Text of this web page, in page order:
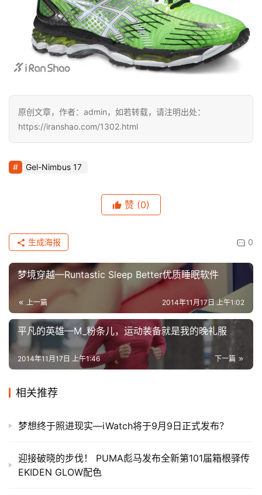
原创文章，作者：admin，如若转载，请注明出处：
https://iranshao.com/1302.html
Gel-Nimbus 17
赞 (0)
0
生成海报
​梦境穿越—Runtastic Sleep Better优质睡眠软件
上一篇 2014年11月17日 上午1:02
​平凡的英雄—M_粉条儿，运动装备就是我的晚礼服
下一篇
2014年11月17日 上午1:46
相关推荐
梦想终于照进现实—iWatch将于9月9日正式发布？
迎接破晓的步伐！ PUMA彪马发布全新第101届箱根驿传
EKIDEN GLOW配色